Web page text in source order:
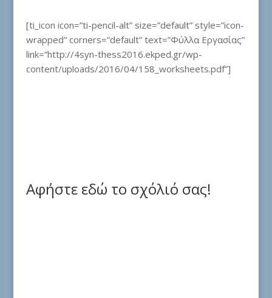
[ti_icon icon=”ti-pencil-alt” size=”default” style=”icon-
wrapped” corners=”default” text=”Φύλλα Εργασίας”
link=”http://4syn-thess2016.ekped.gr/wp-
content/uploads/2016/04/158_worksheets.pdf”]
Αφήστε εδώ το σχόλιό σας!